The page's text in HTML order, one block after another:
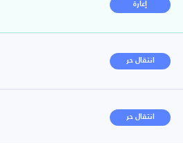
إعارة
انتقال حر
انتقال حر